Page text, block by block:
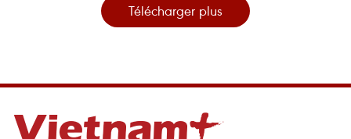
Télécharger plus